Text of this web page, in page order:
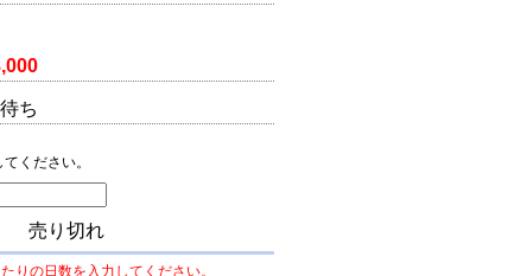
ち
ください。
売り切れ
りの日数を入力してください。